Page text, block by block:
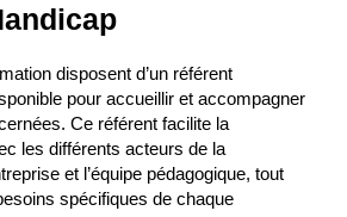
disposent d’un référent
pour accueillir et accompagner
Ce référent facilite la
les différents acteurs de la
et l’équipe pédagogique, tout
spécifiques de chaque